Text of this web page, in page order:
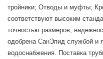
тройники; Отводы и муфты;
соответствуют высоким
точностью размеров,
одобрена СанЭпид службой и
водоснабжения. Поставка